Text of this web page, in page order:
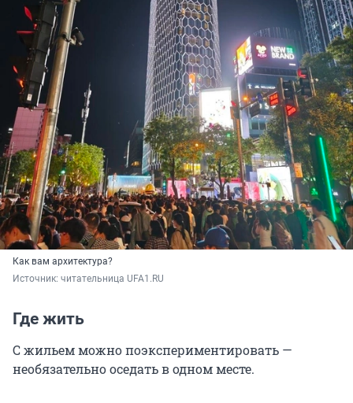
Как вам архитектура?
Источник: читательница UFA1.RU
Где жить
С жильем можно поэкспериментировать —
необязательно оседать в одном месте.